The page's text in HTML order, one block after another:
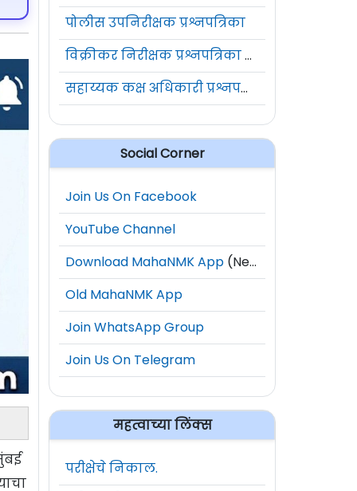
पोलीस उपनिरीक्षक प्रश्नपत्रिका
विक्रीकर निरीक्षक प्रश्नपत्रिका संच
सहाय्यक कक्ष अधिकारी प्रश्नपत्रिका संच
Social Corner
Join Us On Facebook
YouTube Channel
Download MahaNMK App (New)
Old MahaNMK App
Join WhatsApp Group
Join Us On Telegram
महत्वाच्या लिंक्स
परीक्षेचे निकाल.